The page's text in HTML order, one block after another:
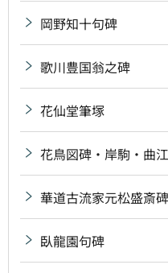
岡野知十句碑
歌川豊国翁之碑
花仙堂筆塚
花鳥図碑・岸駒・曲
華道古流家元松盛斎碑
臥龍園句碑